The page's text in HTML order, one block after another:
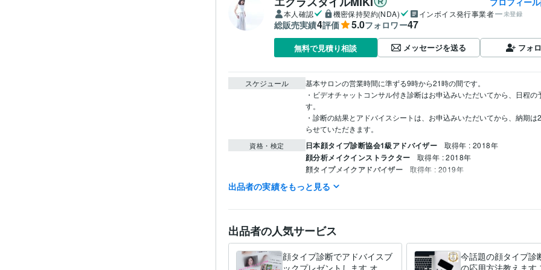
本人確認 機密保持契約(NDA) インボイス発行事業者 未登録
総販売実績4評価 5.0フォロワー47
無料で見積り相談 メッセージを送る フォ
スケジュール
基本サロンの営業時間に準ずる9時から21時の間です。
・ビデオチャットコンサル付き診断はお申込みいただいてから、日程の
す。
・診断の結果とアドバイスシートは、お申込みいただいてから、納期は
らせていただきます。
資格・検定 日本顔タイプ診断協会1級アドバイザー 取得年 : 2018年
顔分析メイクインストラクター 取得年 : 2018年
顔タイプメイクアドバイザー 取得年 : 2019年
パーソナルカラーアナリスト
出品者の実績をもっと見る
出品者の人気サービス
顔タイプ診断でアドバイスブ
ックプレゼントします オー
今話題の顔タイプ診
の応用方法教えます